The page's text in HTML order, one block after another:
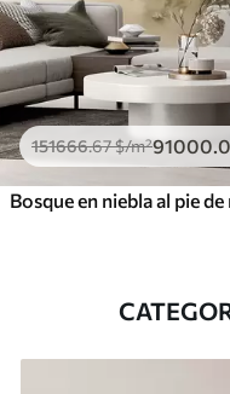
151666.67$/m²91000